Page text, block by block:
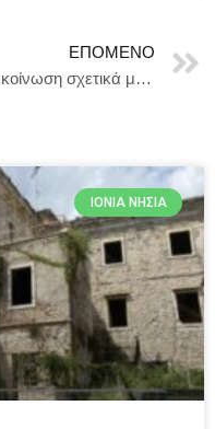
ΕΠΌΜΕΝΟ
Ανακοίνωση σχετικά με την δήλωση ρωσσικών υπηρεσιών κατά του Οικουμενικού Πατριάρχου
ΙΌΝΙΑ ΝΗΣΙΆ